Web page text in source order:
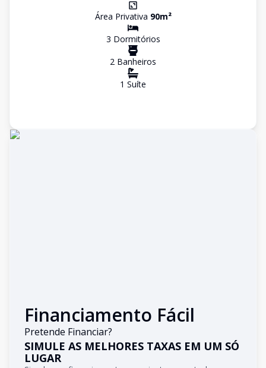
Área Privativa 90m²
3 Dormitórios
2 Banheiros
1 Suíte
Financiamento Fácil
Pretende Financiar?
SIMULE AS MELHORES TAXAS EM UM SÓ
LUGAR